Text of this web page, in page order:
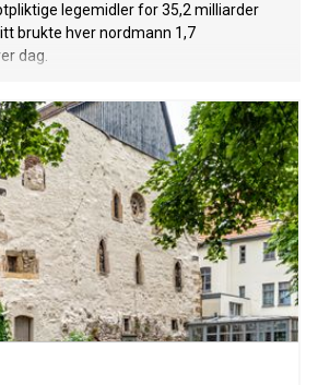
legemidler for 35,2 milliarder
brukte hver nordmann 1,7
dag.